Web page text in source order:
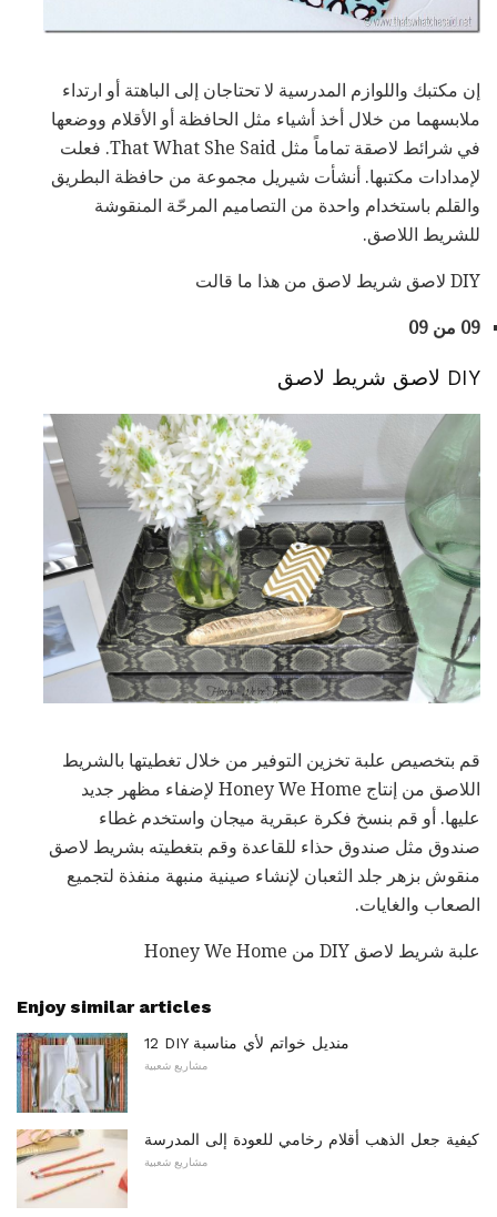
إن مكتبك واللوازم المدرسية لا تحتاجان إلى الباهتة أو ارتداء
ملابسهما من خلال أخذ أشياء مثل الحافظة أو الأقلام ووضعها
في شرائط لاصقة تماماً مثل That What She Said. فعلت
لإمدادات مكتبها. أنشأت شيريل مجموعة من حافظة البطريق
والقلم باستخدام واحدة من التصاميم المرحّة المنقوشة
للشريط اللاصق.
DIY لاصق شريط لاصق من هذا ما قالت
09 من 09
DIY لاصق شريط لاصق
قم بتخصيص علبة تخزين التوفير من خلال تغطيتها بالشريط
اللاصق من إنتاج Honey We Home لإضفاء مظهر جديد
عليها. أو قم بنسخ فكرة عبقرية ميجان واستخدم غطاء
صندوق مثل صندوق حذاء للقاعدة وقم بتغطيته بشريط لاصق
منقوش بزهر جلد الثعبان لإنشاء صينية منبهة منفذة لتجميع
الصعاب والغايات.
علبة شريط لاصق DIY من Honey We Home
Enjoy similar articles
12 DIY منديل خواتم لأي مناسبة
مشاريع شعبية
كيفية جعل الذهب أقلام رخامي للعودة إلى المدرسة
مشاريع شعبية